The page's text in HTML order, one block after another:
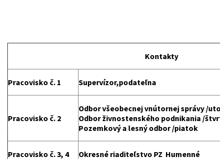
Kontakty
Pracovisko č. 1 Supervízor,podateľna
Pracovisko č. 2
Odbor všeobecnej vnútornej správy /
Odbor živnostenského podnikania /
Pozemkový a lesný odbor /piatok
Pracovisko č. 3, 4 Okresné riaditeľstvo PZ Humenné